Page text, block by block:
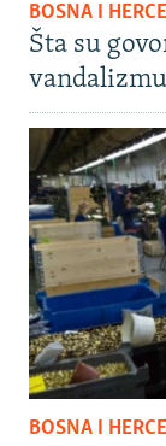
BOSNA I
Šta su
BOSNA I